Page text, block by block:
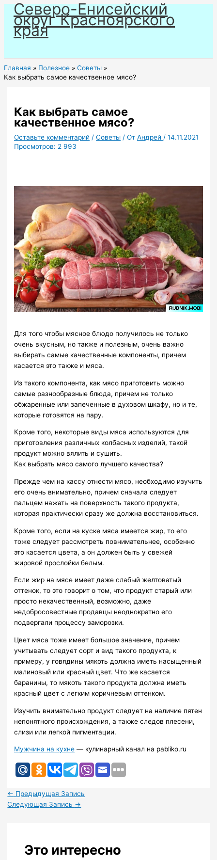
Перейти
содержимому
Северо-Енисейский
округ Красноярского
края
Главная Полезное
Советы
Как выбрать самое качественное мясо?
Как выбрать самое
качественное мясо?
Оставьте комментарий /Советы / ОтАндрей /14.11.2021
Просмотров: 2 993
Для того чтобы мясное блюдо получилось не только
очень вкусным, но также и полезным, очень важно
выбирать самые качественные компоненты, причем
касается это также и мяса.
Из такого компонента, как мясо приготовить можно
самые разнообразные блюда, причем не только
обжаренные или запеченные в духовом шкафу, но и те,
которые готовятся на пару.
Кроме того, некоторые виды мяса используются для
приготовления различных колбасных изделий, такой
продукт можно вялить и сушить.
Как выбрать мясо самого лучшего качества?
Прежде чем на кассу отнести мясо, необходимо изучить
его очень внимательно, причем сначала следует
пальцем нажать на поверхность такого продукта,
которая практически сразу же должна восстановиться.
Кроме того, если на куске мяса имеется жир, то его
тоже следует рассмотреть повнимательнее, особенно
это касается цвета, а он должен быть у свежей
жировой прослойки белым.
Если жир на мясе имеет даже слабый желтоватый
оттенок, то это говорит о том, что продукт старый или
просто некачественный, возможно, даже
недобросовестные продавцы неоднократно его
подвергали процессу заморозки.
Цвет мяса тоже имеет большое значение, причем
учитывать следует сорт и вид такого продукта, к
примеру, у говядины мякоть должна иметь насыщенный
малиновый или красный цвет. Что же касается
баранины, то мякоть такого продукта должна иметь
красный цвет с легким коричневым оттенком.
Изучить внимательно продукт следует на наличие пятен
непонятного происхождения, а также следов плесени,
слизи или легкой пигментации.
Мужчина на кухне — кулинарный канал на pabliko.ru
← Предыдущая Запись
Следующая Запись →
Это интересно